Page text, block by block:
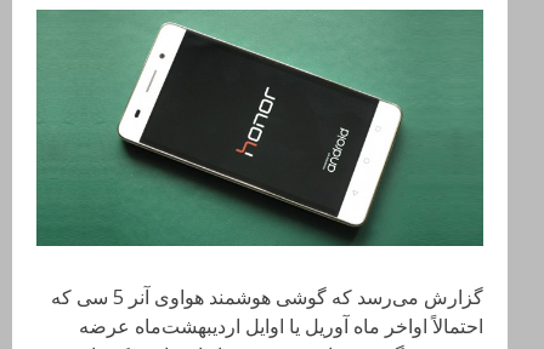
گزارش می‌رسد که گوشی هوشمند هواوی آنر 5 سی که
احتمالاً اواخر ماه آوریل یا اوایل اردیبهشت‌ماه عرضه